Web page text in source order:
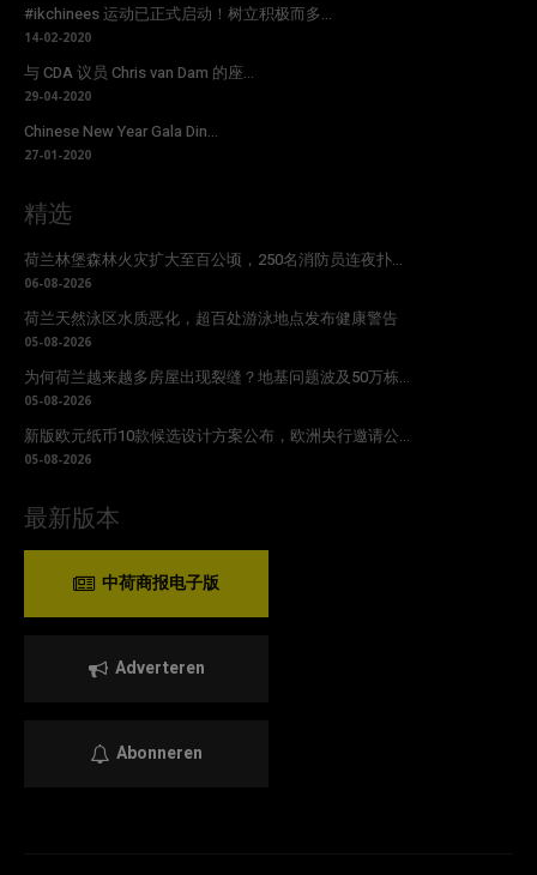
#ikchinees 运动已正式启动！树立积极而多...
14-02-2020
与 CDA 议员 Chris van Dam 的座...
29-04-2020
Chinese New Year Gala Din...
27-01-2020
精选
荷兰林堡森林火灾扩大至百公顷，250名消防员连夜扑...
06-08-2026
荷兰天然泳区水质恶化，超百处游泳地点发布健康警告
05-08-2026
为何荷兰越来越多房屋出现裂缝？地基问题波及50万栋...
05-08-2026
新版欧元纸币10款候选设计方案公布，欧洲央行邀请公...
05-08-2026
最新版本
中荷商报电子版
Adverteren
Abonneren